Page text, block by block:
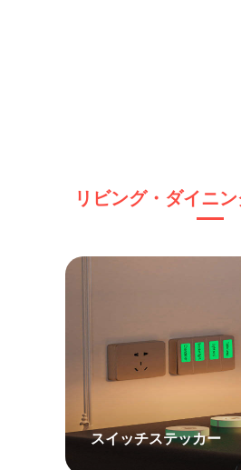
リビング・ダイニ
スイッチステッカー